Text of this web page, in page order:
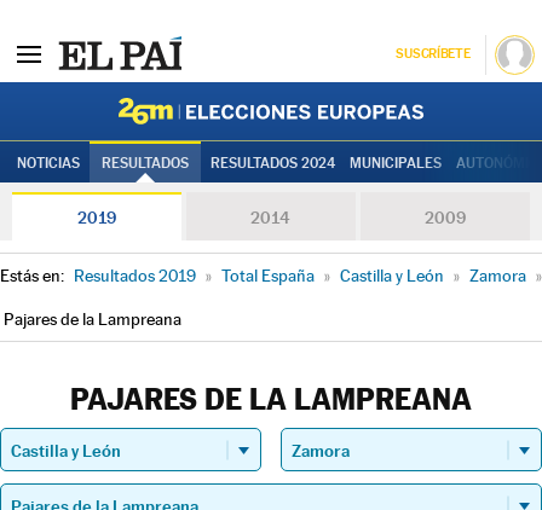
SUSCRÍBETE
NOTICIAS RESULTADOS RESULTADOS 2024 MUNICIPALES
2019 2014 2009
Estás en: Resultados 2019 » Total España » Castilla y León » Zamora »
Pajares de la Lampreana
PAJARES DE LA LAMPREANA